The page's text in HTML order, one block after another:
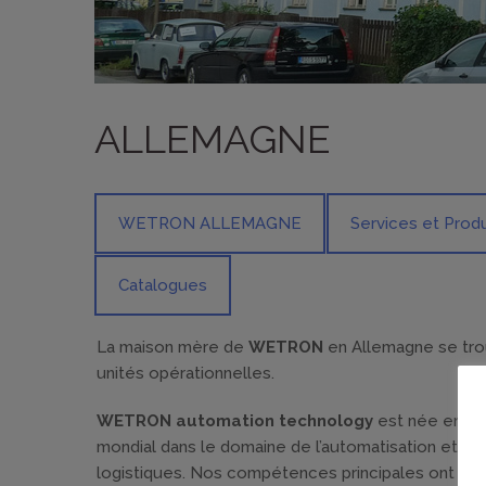
ALLEMAGNE
WETRON ALLEMAGNE Services et
Catalogues
La maison mère de WETRON en Allemagne se
unités opérationnelles.
WETRON automation technology est née en
mondial dans le domaine de l’automatisation et
logistiques. Nos compétences principales ont